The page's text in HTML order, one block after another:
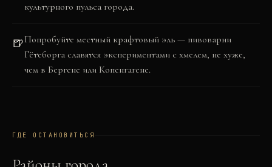
культурного пульса города.
🍺Попробуйте местный крафтовый эль — пивоварни
Гётеборга славятся экспериментами с хмелем, не хуже,
чем в Бергене или Копенгагене.
ГДЕ ОСТАНОВИТЬСЯ